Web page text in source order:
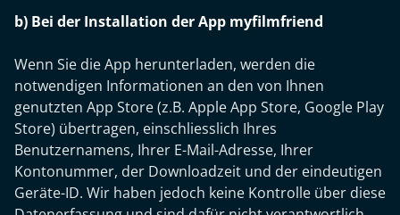
b) Bei der Installation der App myfilmfriend
Wenn Sie die App herunterladen, werden die
notwendigen Informationen an den von Ihnen
genutzten App Store (z.B. Apple App Store, Google Play
Store) übertragen, einschliesslich Ihres
Benutzernamens, Ihrer E-Mail-Adresse, Ihrer
Kontonummer, der Downloadzeit und der eindeutigen
Geräte-ID. Wir haben jedoch keine Kontrolle über diese